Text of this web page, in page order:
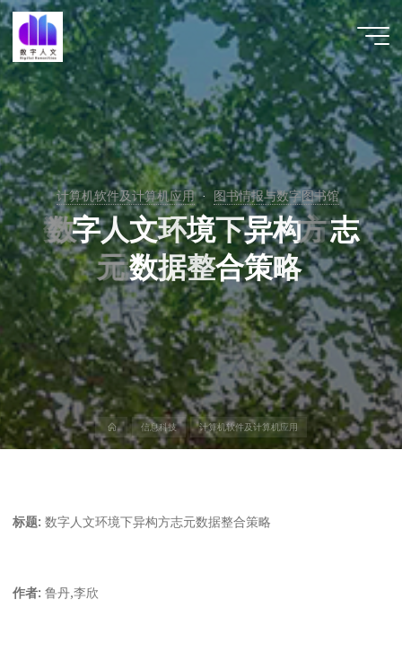
跳
至
内
容
数字人
文 |
DHCN
计算机软件及计算机应用 图书情报与数字图书馆
数
数字人文环境下异构方
方志
元
元数据整合策略
首
页
信息科技 计算机软件及计算机应用
标题: 数字人文环境下异构方志元数据整合策略
作者: 鲁丹,李欣